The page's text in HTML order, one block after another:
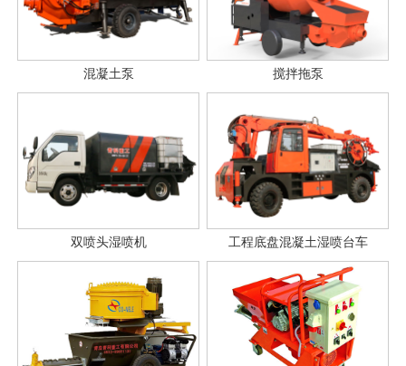
混凝土泵 搅拌拖泵
双喷头湿喷机 工程底盘混凝土湿喷台车